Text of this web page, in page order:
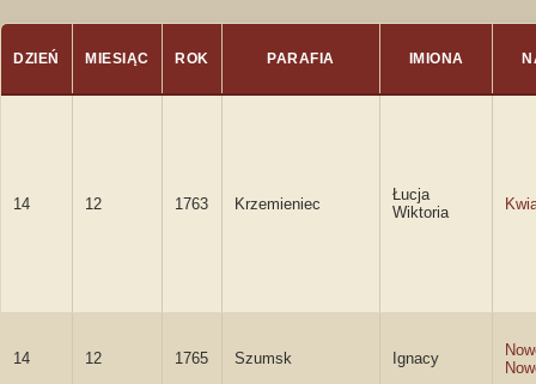
DZIEŃ MIESIĄC ROK PARAFIA IMIONA
14 12 1763 Krzemieniec
Łucja
Wiktoria
14 12 1765 Szumsk Ignacy